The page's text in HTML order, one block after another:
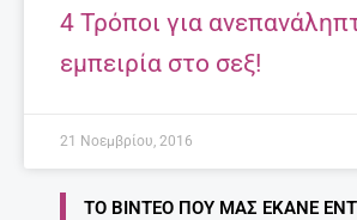
4 Τρόποι για
εμπειρία στο σεξ!
21 Νοεμβρίου, 2016
ΤΟ ΒΊΝΤΕΟ ΠΟΥ ΜΑΣ ΈΚΑΝΕ